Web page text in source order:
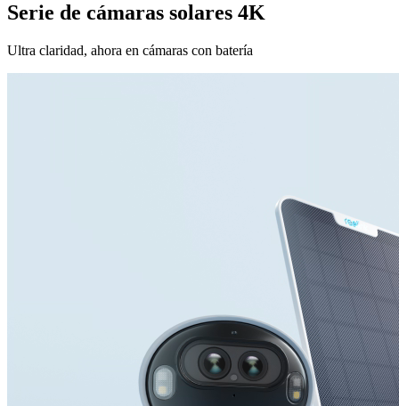
Serie de cámaras solares 4K
Ultra claridad, ahora en cámaras con batería